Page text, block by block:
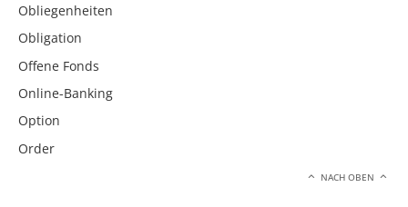
Obliegenheiten
Obligation
Offene Fonds
Online-Banking
Option
Order
NACH OBEN